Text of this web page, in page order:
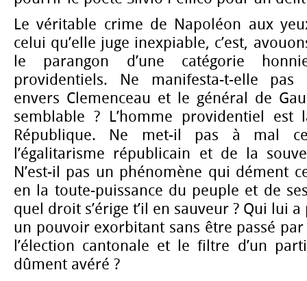
Le véritable crime de Napoléon aux
celui qu’elle juge inexpiable, c’est,
le parangon d’une catégorie
providentiels. Ne manifesta-t-elle
envers Clemenceau et le général de
semblable ? L’homme providentiel
République. Ne met-il pas à mal
l’égalitarisme républicain et de la
N’est-il pas un phénomène qui dément
en la toute-puissance du peuple et de
quel droit s’érige t’il en sauveur ? Qui lui
un pouvoir exorbitant sans être passé
l’élection cantonale et le filtre d’un
dûment avéré ?